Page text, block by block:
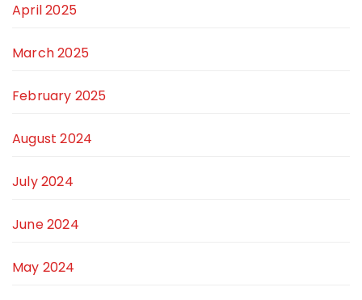
April 2025
March 2025
February 2025
August 2024
July 2024
June 2024
May 2024